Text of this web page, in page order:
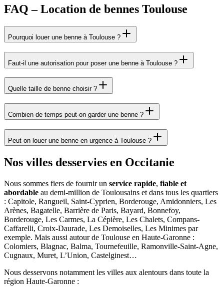
FAQ – Location de bennes Toulouse
Pourquoi louer une benne à Toulouse ?
Faut-il une autorisation pour poser une benne à Toulouse ?
Quelle taille de benne choisir ?
Combien de temps peut-on garder une benne ?
Peut-on louer une benne en urgence à Toulouse ?
Nos villes desservies en Occitanie
Nous sommes fiers de fournir un service rapide, fiable et
abordable au demi-million de Toulousains et dans tous les quartiers
: Capitole, Rangueil, Saint-Cyprien, Borderouge, Amidonniers, Les
Arènes, Bagatelle, Barrière de Paris, Bayard, Bonnefoy,
Borderouge, Les Carmes, La Cépière, Les Chalets, Compans-
Caffarelli, Croix-Daurade, Les Demoiselles, Les Minimes par
exemple. Mais aussi autour de Toulouse en Haute-Garonne :
Colomiers, Blagnac, Balma, Tournefeuille, Ramonville-Saint-Agne,
Cugnaux, Muret, L’Union, Castelginest…
Nous desservons notamment les villes aux alentours dans toute la
région Haute-Garonne :